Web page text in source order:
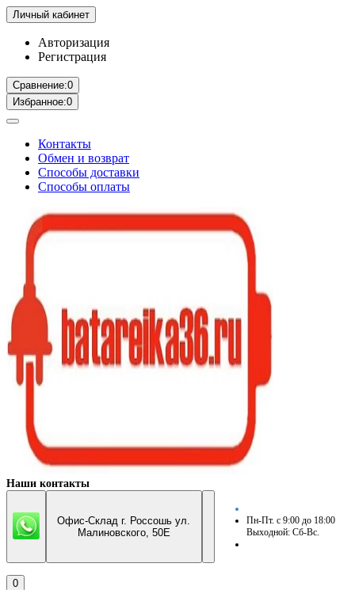
Личный кабинет
Авторизация
Регистрация
Сравнение:0
Избранное:0
Контакты
Обмен и возврат
Способы доставки
Способы оплаты
Наши контакты
Офис-Склад г. Россошь ул.
Малиновского, 50Е
Пн-Пт. с 9:00 до 18:00
Выходной: Сб-Вс.
0